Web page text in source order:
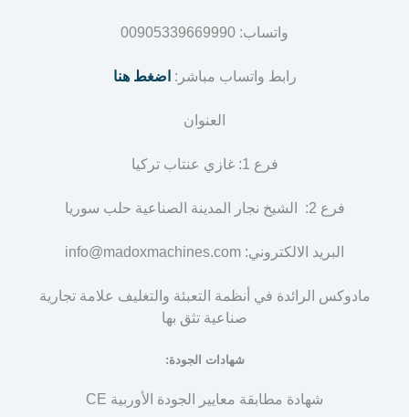
واتساب: 00905339669990
رابط واتساب مباشر: اضغط هنا
العنوان
فرع 1: غازي عنتاب تركيا
فرع 2: الشيخ نجار المدينة الصناعية حلب سوريا
البريد الالكتروني: info@madoxmachines.com
مادوكس الرائدة في أنظمة التعبئة والتغليف علامة تجارية
صناعية تثق بها
شهادات الجودة:
شهادة مطابقة معايير الجودة الأوربية CE